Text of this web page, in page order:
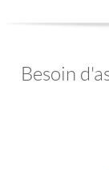
Besoin